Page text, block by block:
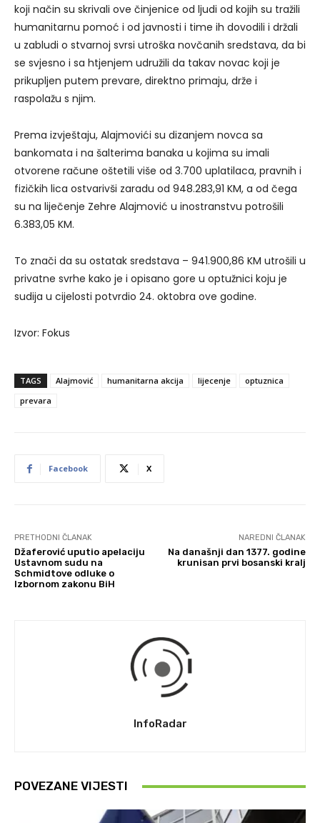
koji način su skrivali ove činjenice od ljudi od kojih su tražili
humanitarnu pomoć i od javnosti i time ih dovodili i držali
u zabludi o stvarnoj svrsi utroška novčanih sredstava, da bi
se svjesno i sa htjenjem udružili da takav novac koji je
prikupljen putem prevare, direktno primaju, drže i
raspolažu s njim.
Prema izvještaju, Alajmovići su dizanjem novca sa
bankomata i na šalterima banaka u kojima su imali
otvorene račune oštetili više od 3.700 uplatilaca, pravnih i
fizičkih lica ostvarivši zaradu od 948.283,91 KM, a od čega
su na liječenje Zehre Alajmović u inostranstvu potrošili
6.383,05 KM.
To znači da su ostatak sredstava – 941.900,86 KM utrošili u
privatne svrhe kako je i opisano gore u optužnici koju je
sudija u cijelosti potvrdio 24. oktobra ove godine.
Izvor: Fokus
TAGS Alajmović humanitarna akcija lijecenje
optuznica
prevara
Facebook X
PRETHODNI ČLANAK
Džaferović uputio apelaciju
Ustavnom sudu na
Schmidtove odluke o
Izbornom zakonu BiH
NAREDNI ČLANAK
Na današnji dan 1377. godine
krunisan prvi bosanski kralj
InfoRadar
POVEZANE VIJESTI